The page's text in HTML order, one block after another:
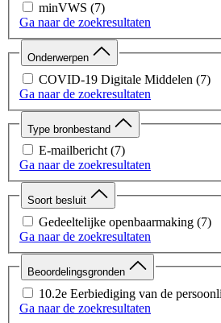
minVWS (7)
Ga naar de zoekresultaten
Onderwerpen
COVID-19 Digitale Middelen (7)
Ga naar de zoekresultaten
Type bronbestand
E-mailbericht (7)
Ga naar de zoekresultaten
Soort besluit
Gedeeltelijke openbaarmaking (7)
Ga naar de zoekresultaten
Beoordelingsgronden
10.2e Eerbiediging van de
Ga naar de zoekresultaten